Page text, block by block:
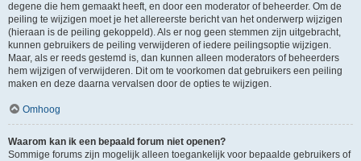
degene die hem gemaakt heeft, en door een moderator of beheerder. Om de
peiling te wijzigen moet je het allereerste bericht van het onderwerp wijzigen
(hieraan is de peiling gekoppeld). Als er nog geen stemmen zijn uitgebracht,
kunnen gebruikers de peiling verwijderen of iedere peilingsoptie wijzigen.
Maar, als er reeds gestemd is, dan kunnen alleen moderators of beheerders
hem wijzigen of verwijderen. Dit om te voorkomen dat gebruikers een peiling
maken en deze daarna vervalsen door de opties te wijzigen.
Omhoog
Waarom kan ik een bepaald forum niet openen?
Sommige forums zijn mogelijk alleen toegankelijk voor bepaalde gebruikers of